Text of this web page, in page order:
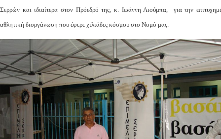
Σερρών και ιδιαίτερα στον Πρόεδρό της, κ. Ιωάννη Λιούμπα, για την
αθλητική διοργάνωση που έφερε χιλιάδες κόσμου στο Νομό μας.